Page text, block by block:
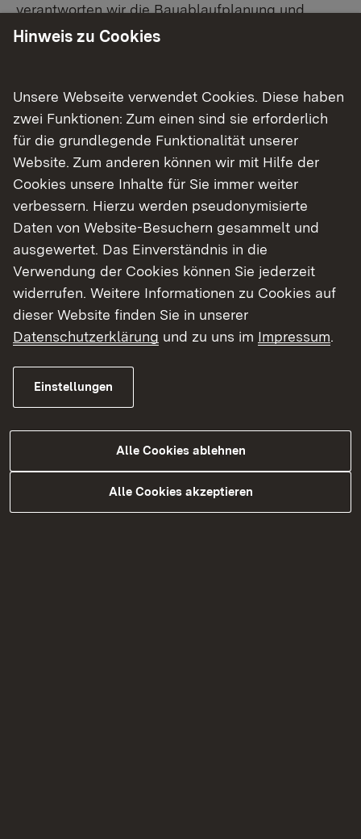
verantworten wir die Bauablaufplanung und
Koordinierung, die Ausschreibung und Vergabe
vertragliche Bauoberleitung und
Bauüberwachung. Nach der Durchführung
verantworten die Abnahme, die Bauabrechnung
und die Überwachung der Gewährleistung.
In dem gesamten Prozess arbeiten wir eng mit
den anliegenden Städten und Gemeinden wie
auch der Naturschutzbehörde zusammen.
Hinweis zu Cookies
Unsere Webseite verwendet Cookies. Diese haben
zwei Funktionen: Zum einen sind sie erforderlich
für die grundlegende Funktionalität unserer
Website. Zum anderen können wir mit Hilfe der
Cookies unsere Inhalte für Sie immer weiter
verbessern. Hierzu werden pseudonymisierte
Daten von Website-Besuchern gesammelt und
ausgewertet. Das Einverständnis in die
Verwendung der Cookies können Sie jederzeit
widerrufen. Weitere Informationen zu Cookies auf
dieser Website finden Sie in unserer
Datenschutzerklärung und zu uns im Impressum.
Einstellungen
Alle Cookies ablehnen
Alle Cookies akzeptieren